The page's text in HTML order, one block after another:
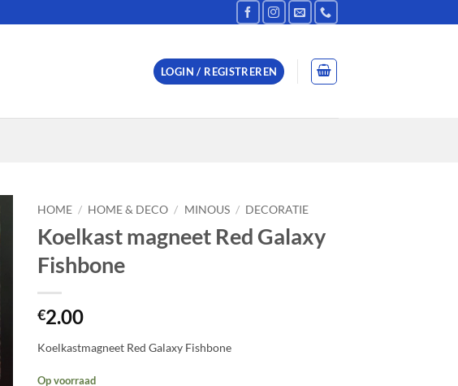
LOGIN / REGISTREREN
HOME / HOME & DECO / MINOUS / DECORATIE
Koelkast magneet Red Galaxy
Fishbone
€2.00
Koelkastmagneet Red Galaxy Fishbone
Op voorraad